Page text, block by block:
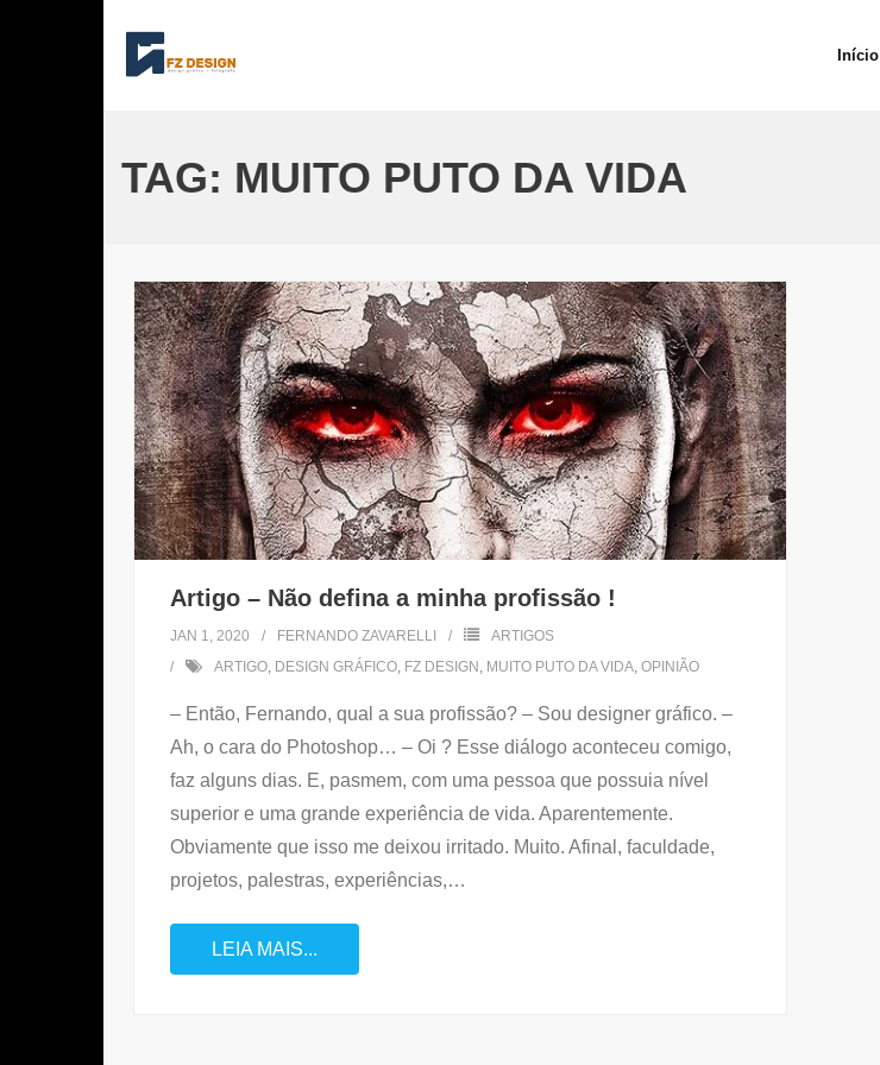
content
Início
TAG: MUITO PUTO DA VIDA
Artigo – Não defina a minha profissão !
JAN 1, 2020 FERNANDO ZAVARELLI
ARTIGOS
ARTIGO DESIGN GRÁFICO FZ DESIGN MUITO PUTO DA VIDA OPINIÃO
– Então, Fernando, qual a sua profissão? – Sou designer gráfico. –
Ah, o cara do Photoshop… – Oi ? Esse diálogo aconteceu comigo,
faz alguns dias. E, pasmem, com uma pessoa que possuia nível
superior e uma grande experiência de vida. Aparentemente.
Obviamente que isso me deixou irritado. Muito. Afinal, faculdade,
projetos, palestras, experiências,…
LEIA MAIS...